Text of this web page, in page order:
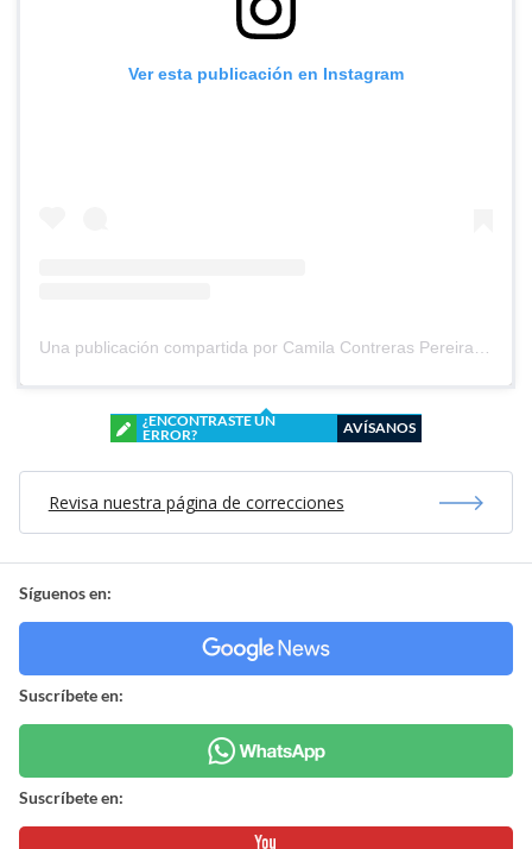
Ver esta publicación en Instagram
Una publicación compartida por Camila Contreras Pereira (@cami.contrerasp)
¿ENCONTRASTE UN
ERROR?
AVÍSANOS
Revisa nuestra página de correcciones
Síguenos en:
Suscríbete en:
Suscríbete en: